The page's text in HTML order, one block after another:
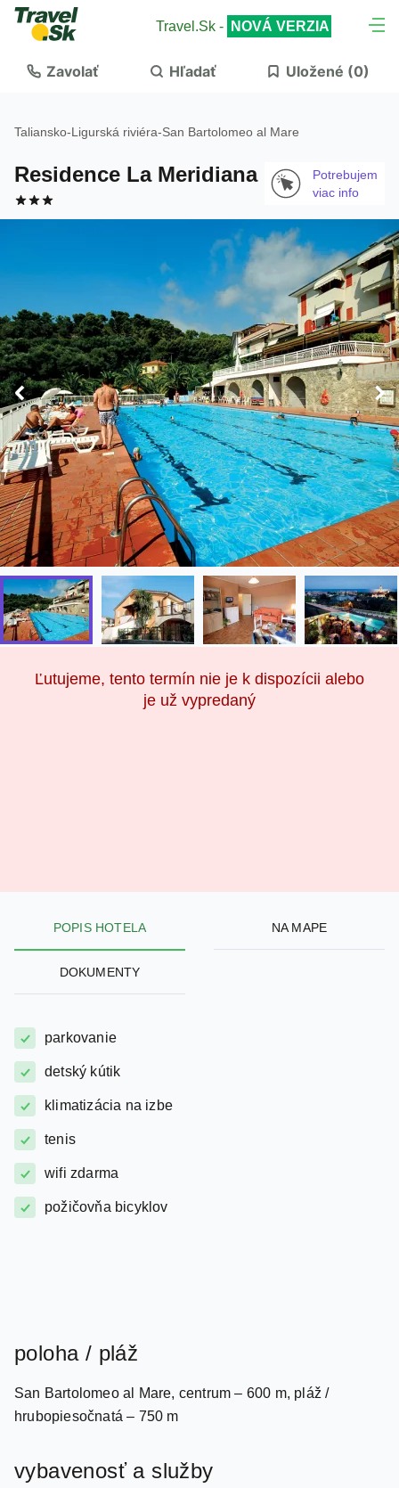
Travel.Sk - NOVÁ VERZIA
Zavolať Hľadať Uložené (0)
Taliansko-Ligurská riviéra-San Bartolomeo al Mare
Residence La Meridiana
Potrebujem
viac info
Ľutujeme, tento termín nie je k dispozícii alebo
DOKUMENTY
detský kútik
klimatizácia na izbe
tenis
wifi zdarma
požičovňa bicyklov
San Bartolomeo al Mare, centrum – 600 m, pláž /
recepcia, bar a reštaurácia, slnečná terasa, záhrada,